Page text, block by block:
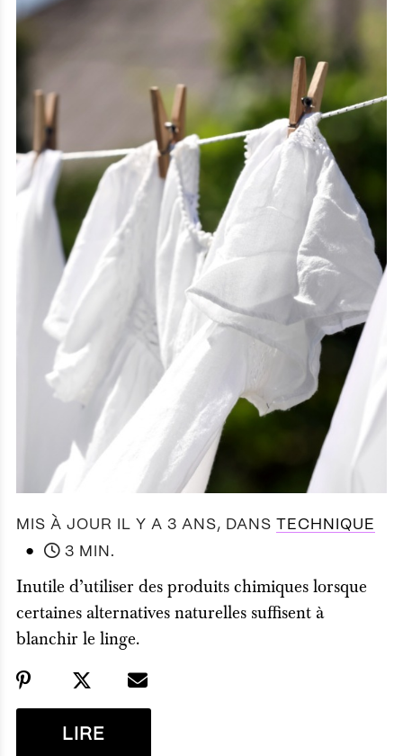
MIS À JOUR IL Y A 3 ANS, DANS TECHNIQUE
●
3 MIN.
Inutile d’utiliser des produits chimiques lorsque
certaines alternatives naturelles suffisent à
blanchir le linge.
LIRE